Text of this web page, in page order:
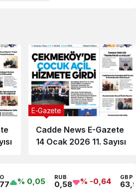
E-Gazete
Cadde News E-Gazete
14 Ocak 2026 11. Sayısı
E-
% 0,05 RUB
0,58 % -0,64 GBP